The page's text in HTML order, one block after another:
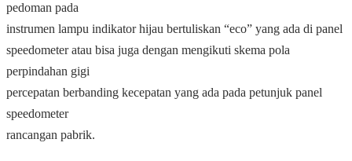
pedoman pada
instrumen lampu indikator hijau bertuliskan “eco” yang ada di panel
speedometer atau bisa juga dengan mengikuti skema pola
perpindahan gigi
percepatan berbanding kecepatan yang ada pada petunjuk panel
speedometer
rancangan pabrik.